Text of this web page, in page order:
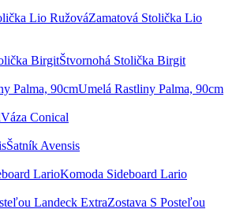
Zamatová Stolička Lio
Štvornohá Stolička Birgit
Umelá Rastliny Palma, 90cm
Váza Conical
Šatník Avensis
Komoda Sideboard Lario
Zostava S Posteľou